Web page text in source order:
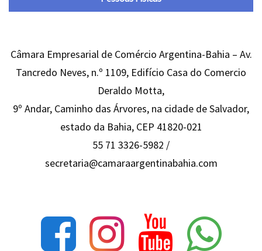
Câmara Empresarial de Comércio Argentina-Bahia – Av.
Tancredo Neves, n.º 1109, Edifício Casa do Comercio
Deraldo Motta,
9º Andar, Caminho das Árvores, na cidade de Salvador,
estado da Bahia, CEP 41820-021
55 71 3326-5982 /
secretaria@camaraargentinabahia.com